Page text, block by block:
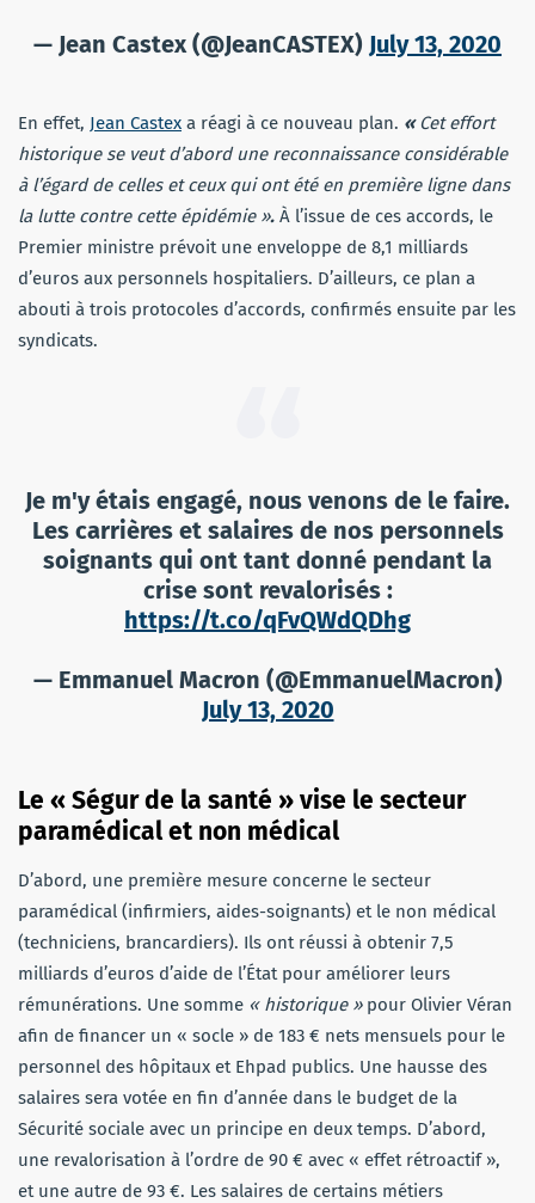
— Jean Castex (@JeanCASTEX) July 13, 2020
En effet, Jean Castex a réagi à ce nouveau plan. «Cet effort
historique se veut d’abord une reconnaissance considérable
à l’égard de celles et ceux qui ont été en première ligne dans
la lutte contre cette épidémie ». À l’issue de ces accords, le
Premier ministre prévoit une enveloppe de 8,1 milliards
d’euros aux personnels hospitaliers. D’ailleurs, ce plan a
abouti à trois protocoles d’accords, confirmés ensuite par les
syndicats.
Je m'y étais engagé, nous venons de le faire.
Les carrières et salaires de nos personnels
soignants qui ont tant donné pendant la
crise sont revalorisés :
https://t.co/qFvQWdQDhg
— Emmanuel Macron (@EmmanuelMacron)
July 13, 2020
Le « Ségur de la santé » vise le secteur
paramédical et non médical
D’abord, une première mesure concerne le secteur
paramédical (infirmiers, aides-soignants) et le non médical
(techniciens, brancardiers). Ils ont réussi à obtenir 7,5
milliards d’euros d’aide de l’État pour améliorer leurs
rémunérations. Une somme « historique »pour Olivier Véran
afin de financer un « socle » de 183 € nets mensuels pour le
personnel des hôpitaux et Ehpad publics. Une hausse des
salaires sera votée en fin d’année dans le budget de la
Sécurité sociale avec un principe en deux temps. D’abord,
une revalorisation à l’ordre de 90 € avec « effet rétroactif »,
et une autre de 93 €. Les salaires de certains métiers